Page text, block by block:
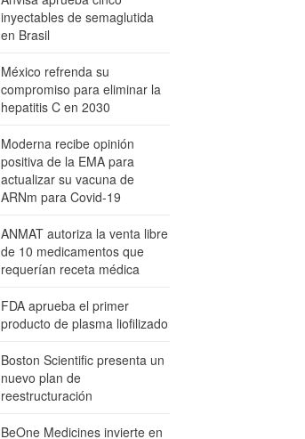
inyectables de semaglutida
en Brasil
México refrenda su
compromiso para eliminar la
hepatitis C en 2030
Moderna recibe opinión
positiva de la EMA para
actualizar su vacuna de
ARNm para Covid-19
ANMAT autoriza la venta libre
de 10 medicamentos que
requerían receta médica
FDA aprueba el primer
producto de plasma liofilizado
Boston Scientific presenta un
nuevo plan de
reestructuración
BeOne Medicines invierte en